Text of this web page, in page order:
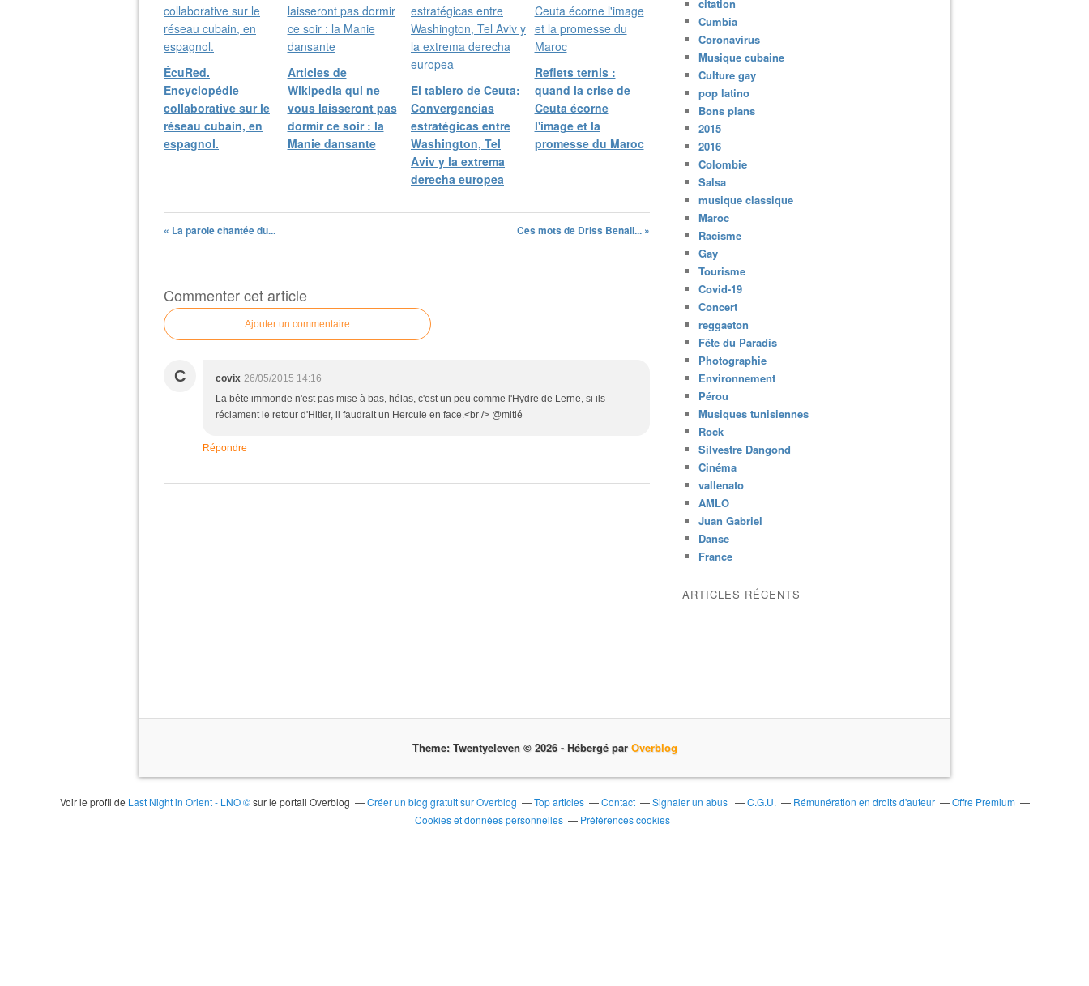
ÉcuRed.
Encyclopédie
collaborative sur le
réseau cubain, en
espagnol.
Articles de
Wikipedia qui ne
vous laisseront pas
dormir ce soir : la
Manie dansante
El tablero de Ceuta:
Convergencias
estratégicas entre
Washington, Tel
Aviv y la extrema
derecha europea
Reflets ternis :
quand la crise de
Ceuta écorne
l'image et la
promesse du Maroc
« La parole chantée du... Ces mots de Driss Benali... »
Commenter cet article
Ajouter un commentaire
C covix 26/05/2015 14:16
La bête immonde n'est pas mise à bas, hélas, c'est un peu comme l'Hydre de Lerne, si ils
réclament le retour d'Hitler, il faudrait un Hercule en face.<br /> @mitié
Répondre
citation
Cumbia
Coronavirus
Musique cubaine
Culture gay
pop latino
Bons plans
2015
2016
Colombie
Salsa
musique classique
Maroc
Racisme
Gay
Tourisme
Covid-19
Concert
reggaeton
Fête du Paradis
Photographie
Environnement
Pérou
Musiques tunisiennes
Rock
Silvestre Dangond
Cinéma
vallenato
AMLO
Juan Gabriel
Danse
France
ARTICLES RÉCENTS
Theme: Twentyeleven © 2026 - Hébergé par Overblog
Voir le profil de Last Night in Orient - LNO ©sur le portail Overblog Créer un blog gratuit sur Overblog Top articles Contact Signaler un abus C.G.U. Rémunération en droits d'auteur
Offre Premium
Cookies et données personnelles
Préférences cookies